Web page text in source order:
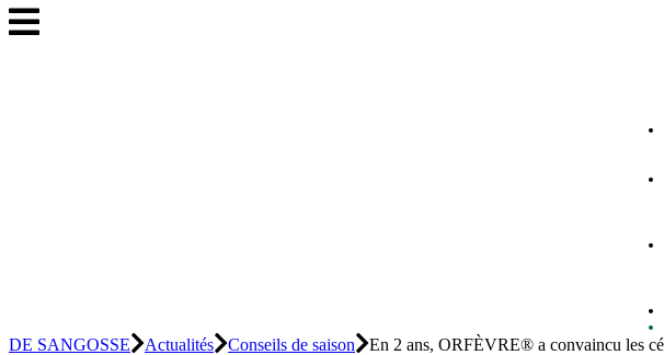
DE SANGOSSE Actualités Conseils de saison En 2 ans, ORFÈVRE® a convaincu les